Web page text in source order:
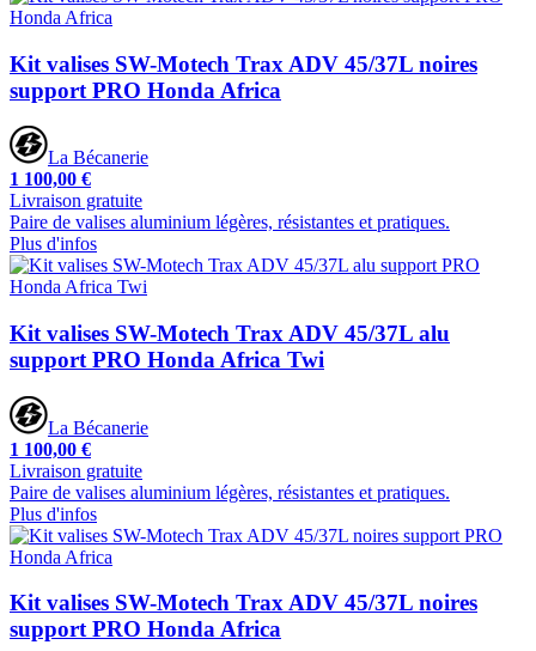
Kit valises SW-Motech Trax ADV 45/37L noires
support PRO Honda Africa
La Bécanerie
1 100,00 €
Livraison gratuite
Paire de valises aluminium légères, résistantes et pratiques.
Plus d'infos
Kit valises SW-Motech Trax ADV 45/37L alu
support PRO Honda Africa Twi
La Bécanerie
1 100,00 €
Livraison gratuite
Paire de valises aluminium légères, résistantes et pratiques.
Plus d'infos
Kit valises SW-Motech Trax ADV 45/37L noires
support PRO Honda Africa